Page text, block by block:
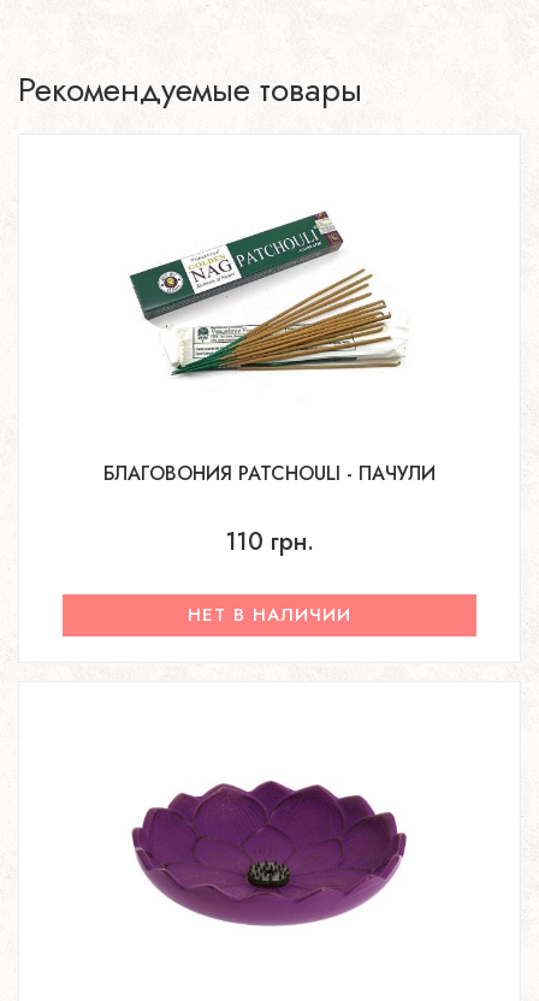
Рекомендуемые товары
БЛАГОВОНИЯ PATCHOULI - ПАЧУЛИ
110 грн.
НЕТ В НАЛИЧИИ